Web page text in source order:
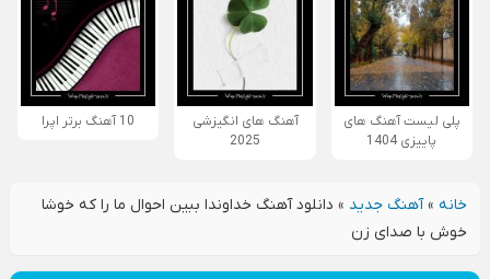
پلی لیست آهنگ های
پاییزی 1404
آهنگ های انگیزشی
2025
10 آهنگ برتر اپرا
خانه»آهنگ جدید » دانلود آهنگ خداوندا ببین احوال ما را که خوشا
خوش با صدای زن